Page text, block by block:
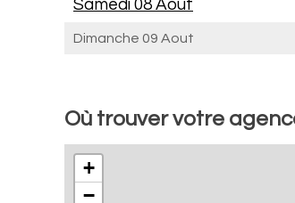
Samedi 08 Aout
Dimanche 09 Aout
Où trouver votre
+
−